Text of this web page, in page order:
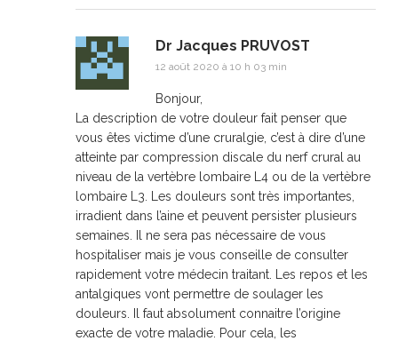
Dr Jacques PRUVOST
12 août 2020 à 10 h 03 min
Bonjour,
La description de votre douleur fait penser que
vous êtes victime d’une cruralgie, c’est à dire d’une
atteinte par compression discale du nerf crural au
niveau de la vertèbre lombaire L4 ou de la vertèbre
lombaire L3. Les douleurs sont très importantes,
irradient dans l’aine et peuvent persister plusieurs
semaines. Il ne sera pas nécessaire de vous
hospitaliser mais je vous conseille de consulter
rapidement votre médecin traitant. Les repos et les
antalgiques vont permettre de soulager les
douleurs. Il faut absolument connaitre l’origine
exacte de votre maladie. Pour cela, les